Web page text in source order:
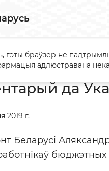
Падзеі Каментарый да
да
2019 г.
Беларусі
бюджэтных
гэты браўзер не
адлюстравана